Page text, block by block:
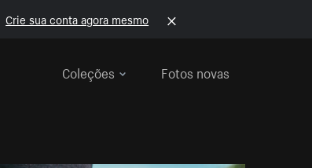
Crie sua conta agora mesmo
Coleções
Fotos novas